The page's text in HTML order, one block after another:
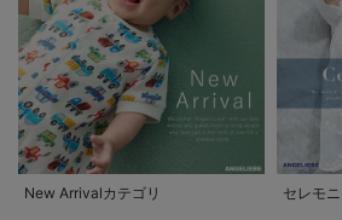
New Arrivalカテゴリ セレモ